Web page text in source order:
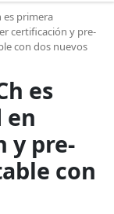
es primera
certificación y pre-
con dos nuevos
es
en
y pre-
con